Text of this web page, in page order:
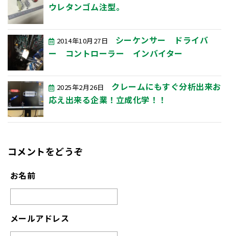
ウレタンゴム注型。
2014年10月27日
シーケンサー ドライバ
ー コントローラー インバイター
2025年2月26日
クレームにもすぐ分析出来お
応え出来る企業！立成化学！！
コメントをどうぞ
お名前
メールアドレス